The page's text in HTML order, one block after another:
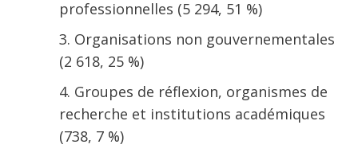
professionnelles (5 294, 51 %)
Organisations non gouvernementales
(2 618, 25 %)
Groupes de réflexion, organismes de
recherche et institutions académiques
(738, 7 %)